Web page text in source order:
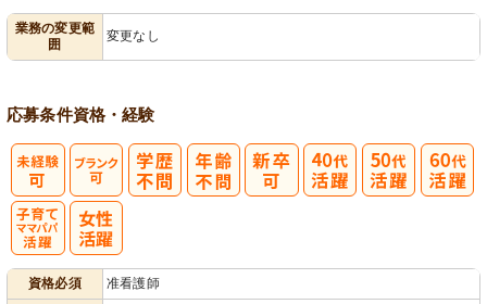
業務の変更範
囲
変更なし
応募条件資格・経験
資格必須
准看護師